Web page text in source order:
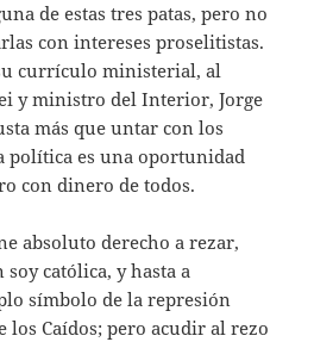
de estas tres patas, pero no
con intereses proselitistas.
currículo ministerial, al
y ministro del Interior, Jorge
más que untar con los
política es una oportunidad
con dinero de todos.
absoluto derecho a rezar,
católica, y hasta a
símbolo de la represión
los Caídos; pero acudir al rezo